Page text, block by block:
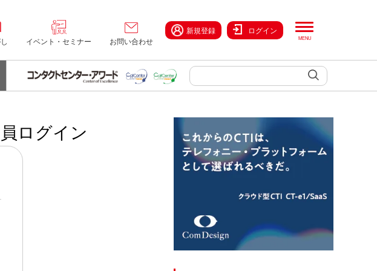
イベント・セミナー お問い合わせ
新規登録 ログイン
ログイン